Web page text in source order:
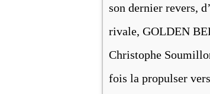
son dernier revers,
rivale, GOLDEN
Christophe
fois la propulser